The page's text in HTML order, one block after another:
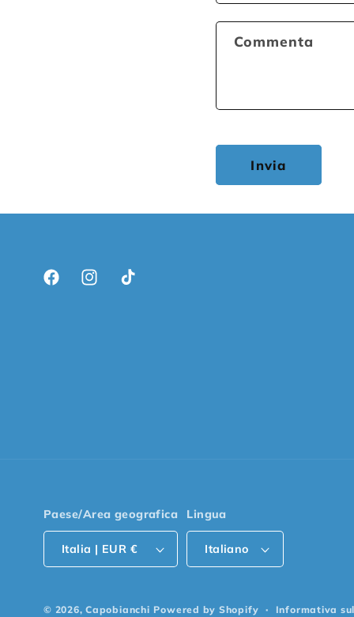
Commenta
Invia
FacebookInstagramTikTok
Paese/Area geografica
Italia | EUR €
Lingua
Italiano
© 2026,Capobianchi Powered by Shopify Informativa